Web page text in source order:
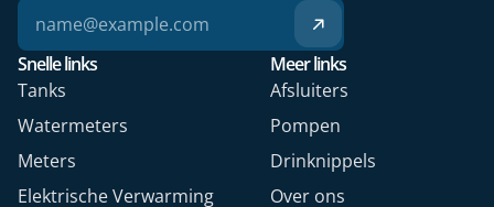
Snelle links
Tanks
Watermeters
Meters
Elektrische Verwarming
Meer links
Afsluiters
Pompen
Drinknippels
Over ons